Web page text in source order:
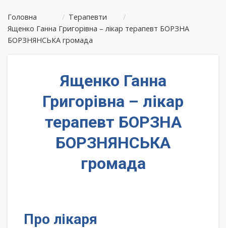
Головна / Терапевти
/
Ященко Ганна Григорівна – лікар терапевт БОРЗНА
БОРЗНЯНСЬКА громада
Ященко Ганна
Григорівна – лікар
терапевт БОРЗНА
БОРЗНЯНСЬКА
громада
Про лікаря